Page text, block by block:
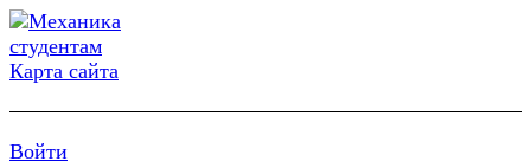
Карта сайта
Войти